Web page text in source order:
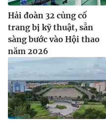
Hải đoàn 32 củng cố
trang bị kỹ thuật, sẵn
sàng bước vào Hội thao
năm 2026